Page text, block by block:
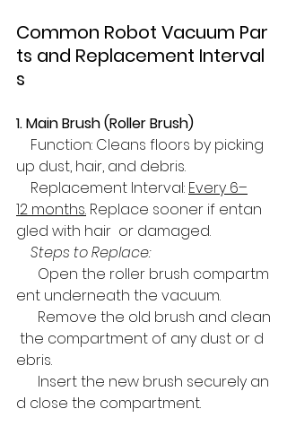
Common Robot Vacuum Par
ts and Replacement Interval
s
1. Main Brush (Roller Brush)
Function: Cleans floors by picking
up dust, hair, and debris.
Replacement Interval: Every 6–
12 months. Replace sooner if entan
gled with hair  or damaged.
Steps to Replace:
Open the roller brush compartm
ent underneath the vacuum.
Remove the old brush and clean
the compartment of any dust or d
ebris.
Insert the new brush securely an
d close the compartment.